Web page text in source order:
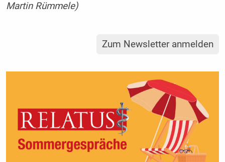
Martin Rümmele)
Zum Newsletter anmelden